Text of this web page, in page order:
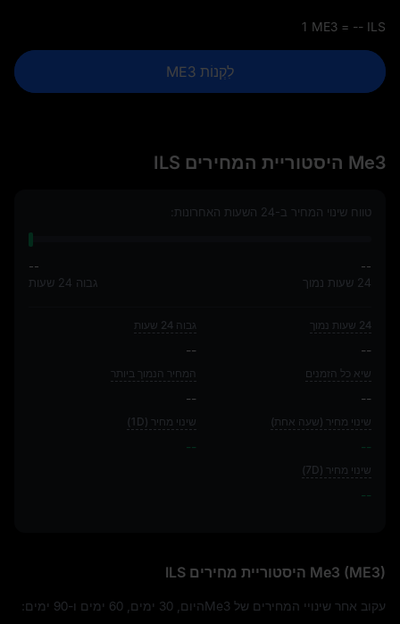
1 ME3 = -- ILS
לִקְנוֹת ME3
Me3 היסטוריית המחירים ILS
טווח שינוי המחיר ב-24 השעות האחרונות:
--
24 שעות נמוך
--
גבוה 24 שעות
24 שעות נמוך
--
גבוה 24 שעות
--
שיא כל הזמנים
--
המחיר הנמוך ביותר
--
שינוי מחיר (שעה אחת)
--
שינוי מחיר (1D)
--
שינוי מחיר (7D)
--
Me3 (ME3) היסטוריית מחירים ILS
עקוב אחר שינויי המחירים של Me3היום, 30 ימים, 60 ימים ו-90 ימים: